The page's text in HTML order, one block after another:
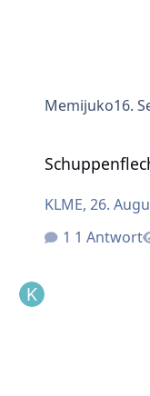
Memijuko16.
KLME, 26.
1 Antwort